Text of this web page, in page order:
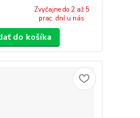
Zvyčajne do 2 až 5
prac. dní u nás
do košíka